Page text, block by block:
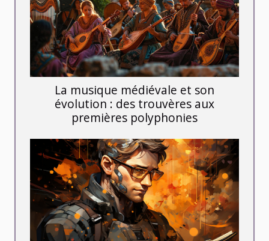
La musique médiévale et son
évolution : des trouvères aux
premières polyphonies